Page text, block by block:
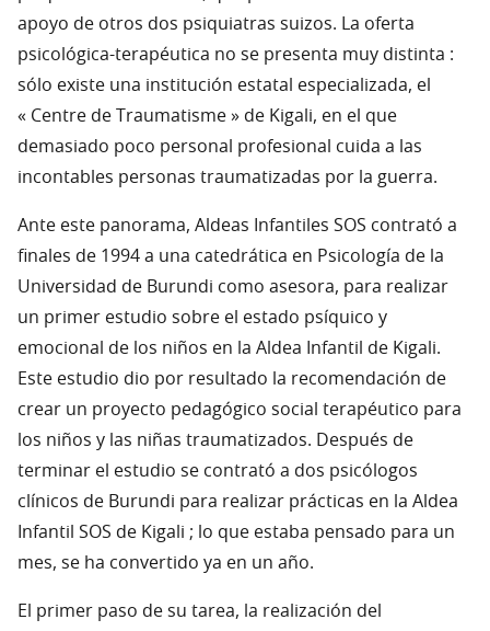
apoyo de otros dos psiquiatras suizos. La oferta
psicológica-terapéutica no se presenta muy distinta :
sólo existe una institución estatal especializada, el
« Centre de Traumatisme » de Kigali, en el que
demasiado poco personal profesional cuida a las
incontables personas traumatizadas por la guerra.
Ante este panorama, Aldeas Infantiles SOS contrató a
finales de 1994 a una catedrática en Psicología de la
Universidad de Burundi como asesora, para realizar
un primer estudio sobre el estado psíquico y
emocional de los niños en la Aldea Infantil de Kigali.
Este estudio dio por resultado la recomendación de
crear un proyecto pedagógico social terapéutico para
los niños y las niñas traumatizados. Después de
terminar el estudio se contrató a dos psicólogos
clínicos de Burundi para realizar prácticas en la Aldea
Infantil SOS de Kigali ; lo que estaba pensado para un
mes, se ha convertido ya en un año.
El primer paso de su tarea, la realización del